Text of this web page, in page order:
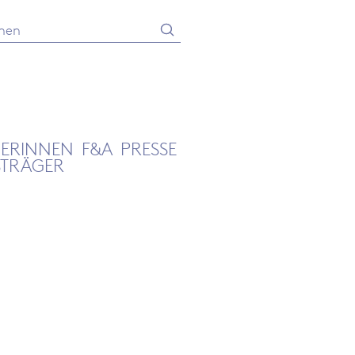
Absenden
F&A PRESSE